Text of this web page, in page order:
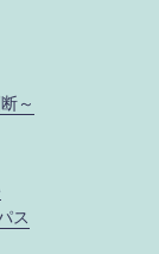
～
ス